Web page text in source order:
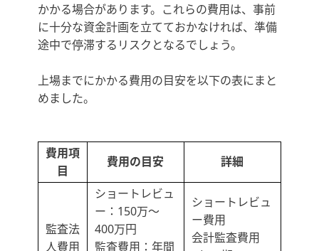
かかる場合があります。これらの費用は、事前
に十分な資金計画を立てておかなければ、準備
途中で停滞するリスクとなるでしょう。
上場までにかかる費用の目安を以下の表にまと
めました。
費用項
目
費用の目安 詳細
監査法
人費用
ショートレビュ
ー：150万～
400万円
監査費用：年間
ショートレビュ
ー費用
会計監査費用